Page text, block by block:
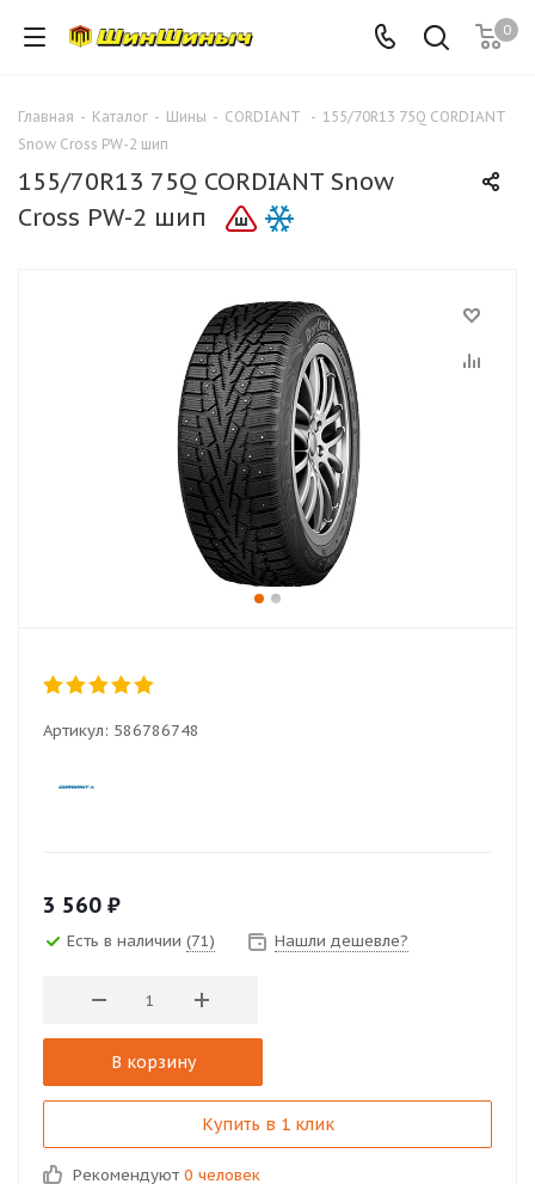
0
Главная - Каталог - Шины - CORDIANT - 155/70R13 75Q CORDIANT
Snow Cross PW-2 шип
155/70R13 75Q CORDIANT Snow
Cross PW-2 шип
Артикул: 586786748
3 560 ₽
Есть в наличии (71) Нашли дешевле?
В корзину
Купить в 1 клик
Рекомендуют 0 человек